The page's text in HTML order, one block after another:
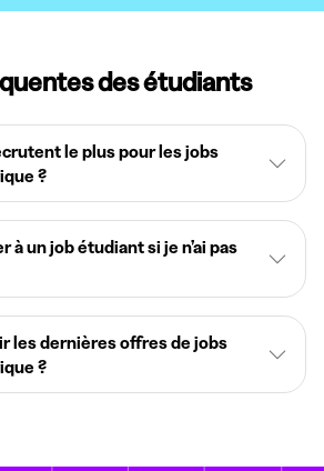
des étudiants
le plus pour les jobs
?
à un job étudiant si je n’ai pas
les dernières offres de jobs
?